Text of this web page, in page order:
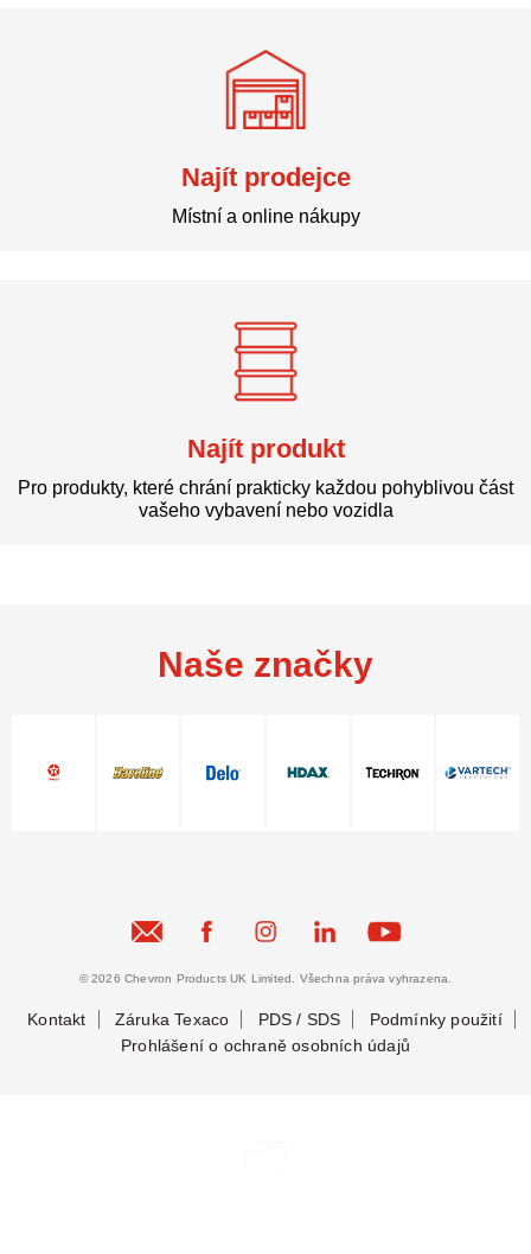
Najít prodejce
Místní a online nákupy
Najít produkt
Pro produkty, které chrání prakticky každou pohyblivou část
vašeho vybavení nebo vozidla
Naše značky
© 2026 Chevron Products UK Limited. Všechna práva vyhrazena.
Kontakt Záruka Texaco PDS / SDS
Podmínky použití
Prohlášení o ochraně osobních údajů